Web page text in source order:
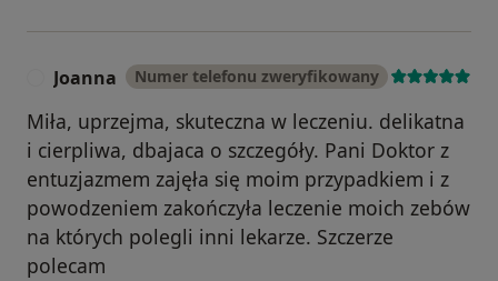
Joanna Numer telefonu zweryfikowany
Miła, uprzejma, skuteczna w leczeniu. delikatna
i cierpliwa, dbajaca o szczegóły. Pani Doktor z
entuzjazmem zajęła się moim przypadkiem i z
powodzeniem zakończyła leczenie moich zebów
na których polegli inni lekarze. Szczerze
polecam